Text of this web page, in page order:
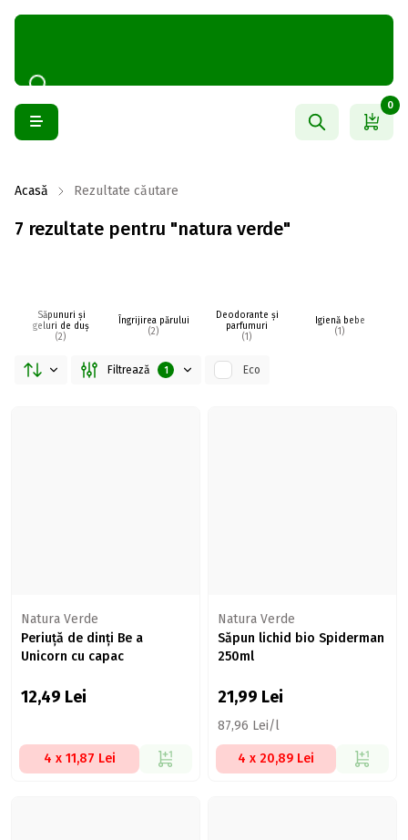
0
Acasă Rezultate căutare
7 rezultate pentru "natura verde"
Săpunuri și
geluri de duș
(2)
Îngrijirea părului
(2)
Deodorante și
parfumuri
(1)
Igienă bebe
(1)
Filtrează 1 Eco
Natura Verde
Periuță de dinți Be a
Unicorn cu capac
12,49 Lei
4 x 11,87 Lei
Natura Verde
Săpun lichid bio Spiderman
250ml
21,99 Lei
87,96 Lei/l
4 x 20,89 Lei